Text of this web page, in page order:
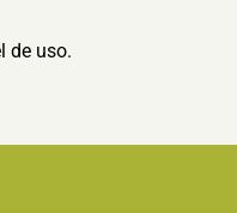
de uso.